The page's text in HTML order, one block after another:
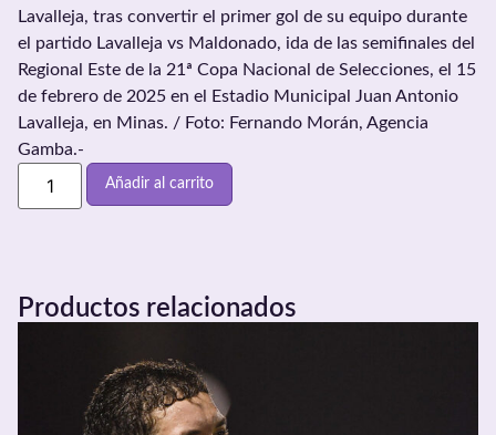
Lavalleja, tras convertir el primer gol de su equipo durante
el partido Lavalleja vs Maldonado, ida de las semifinales del
Regional Este de la 21ª Copa Nacional de Selecciones, el 15
de febrero de 2025 en el Estadio Municipal Juan Antonio
Lavalleja, en Minas. / Foto: Fernando Morán, Agencia
Gamba.-
Añadir al carrito
Productos relacionados